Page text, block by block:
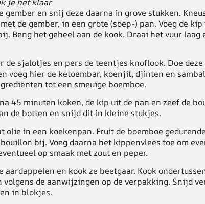
gember en snij deze daarna in grove stukken.
de gember, in een grote (soep-) pan. Voeg de
Beng het geheel aan de kook. Draai het vuur
de sjalotjes en pers de teentjes knoflook. Doe
voeg hier de ketoembar, koenjit, djinten en
tot een smeuïge boemboe.
45 minuten koken, de kip uit de pan en zeef de
de botten en snijd dit in kleine stukjes.
olie in een koekenpan. Fruit de boemboe
bij. Voeg daarna het kippenvlees toe om
op smaak met zout en peper.
aardappelen en kook ze beetgaar. Kook
volgens de aanwijzingen op de verpakking. Snijd
in blokjes.